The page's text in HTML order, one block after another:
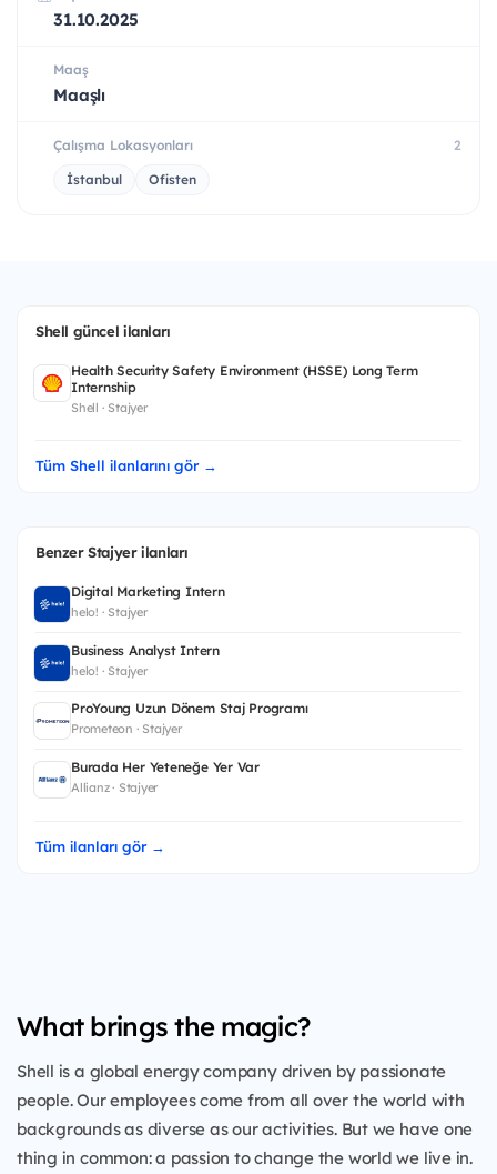
31.10.2025
Maaş
Maaşlı
Çalışma Lokasyonları 2
İstanbul Ofisten
Shell güncel ilanları
Health Security Safety Environment (HSSE) Long Term
Internship
Shell · Stajyer
Tüm Shell ilanlarını gör →
Benzer Stajyer ilanları
Digital Marketing Intern
helo! · Stajyer
Business Analyst Intern
helo! · Stajyer
ProYoung Uzun Dönem Staj Programı
Prometeon · Stajyer
Burada Her Yeteneğe Yer Var
Allianz · Stajyer
Tüm ilanları gör →
What brings the magic?
Shell is a global energy company driven by passionate
people. Our employees come from all over the world with
backgrounds as diverse as our activities. But we have one
thing in common: a passion to change the world we live in.